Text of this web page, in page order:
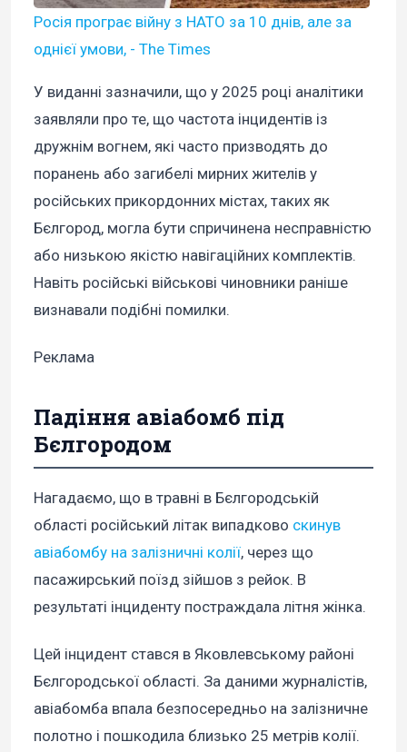
Росія програє війну з НАТО за 10 днів, але за
однієї умови, - The Times
У виданні зазначили, що у 2025 році аналітики
заявляли про те, що частота інцидентів із
дружнім вогнем, які часто призводять до
поранень або загибелі мирних жителів у
російських прикордонних містах, таких як
Бєлгород, могла бути спричинена несправністю
або низькою якістю навігаційних комплектів.
Навіть російські військові чиновники раніше
визнавали подібні помилки.
Реклама
Падіння авіабомб під
Бєлгородом
Нагадаємо, що в травні в Бєлгородській
області російський літак випадково скинув
авіабомбу на залізничні колії, через що
пасажирський поїзд зійшов з рейок. В
результаті інциденту постраждала літня жінка.
Цей інцидент стався в Яковлевському районі
Бєлгородської області. За даними журналістів,
авіабомба впала безпосередньо на залізничне
полотно і пошкодила близько 25 метрів колії.